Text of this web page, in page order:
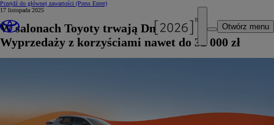
Przejdź do głównej zawartości (Press Enter)
Otwórz menu
17 listopada 2025
W salonach Toyoty trwają Dni Otwarte
Wyprzedaży z korzyściami nawet do 32 000 zł